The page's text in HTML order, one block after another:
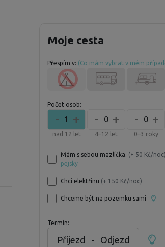
Moje cesta
Přespím v: (Co mám vybrat v mém
Počet osob:
- +
1
nad 12 let
- +
0
4–12 let
- +
0
0–3 roky
Mám s sebou mazlíčka. (+ 50 Kč/noc)
pejsky
Chci elektřinu (+ 150 Kč/noc)
Chceme být na pozemku sami
Termín:
Příjezd - Odjezd